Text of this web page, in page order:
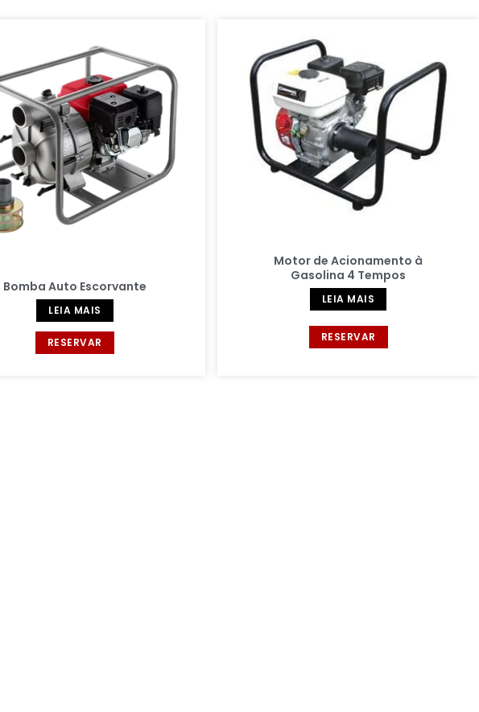
Bomba Auto Escorvante
LEIA MAIS
RESERVAR
Motor de Acionamento à
Gasolina 4 Tempos
LEIA MAIS
RESERVAR